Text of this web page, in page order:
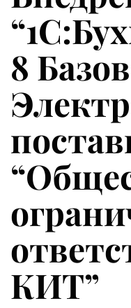
8
КИТ”